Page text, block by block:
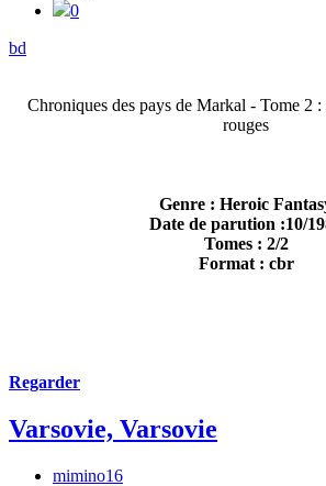
0
bd
Chroniques des pays de Markal - Tome 2
rouges
Genre : Heroic
Date de parution :10/
Tomes : 2/2
Format : cbr
Regarder
Varsovie, Varsovie
mimino16